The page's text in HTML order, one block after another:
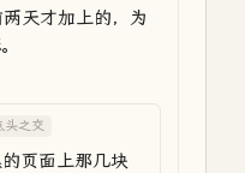
天才加上的，为
头之交
页面上那几块